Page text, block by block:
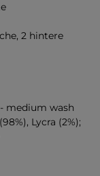
2 hintere
medium wash
Lycra (2%);